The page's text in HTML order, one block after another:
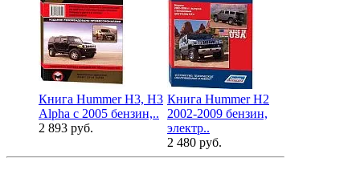
Книга Hummer H3, H3
Alpha с 2005 бензин,..
2 893 руб.
Книга Hummer H2
2002-2009 бензин,
электр..
2 480 руб.